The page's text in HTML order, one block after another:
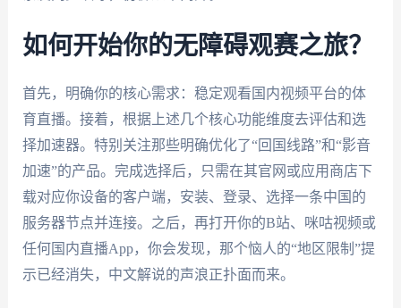
如何开始你的无障碍观赛之旅？
首先，明确你的核心需求：稳定观看国内视频平台的体
育直播。接着，根据上述几个核心功能维度去评估和选
择加速器。特别关注那些明确优化了“回国线路”和“影音
加速”的产品。完成选择后，只需在其官网或应用商店下
载对应你设备的客户端，安装、登录、选择一条中国的
服务器节点并连接。之后，再打开你的B站、咪咕视频或
任何国内直播App，你会发现，那个恼人的“地区限制”提
示已经消失，中文解说的声浪正扑面而来。